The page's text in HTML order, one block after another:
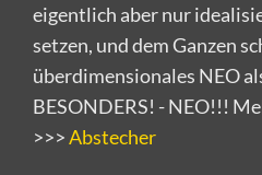
eigentlich aber nur
setzen, und dem Ganzen
überdimensionales NEO
BESONDERS! - NEO!!!
>>>Abstecher